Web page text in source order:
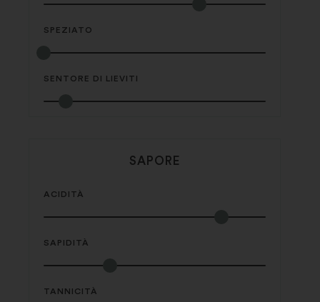
SPEZIATO
SENTORE DI LIEVITI
SAPORE
ACIDITÀ
SAPIDITÀ
TANNICITÀ